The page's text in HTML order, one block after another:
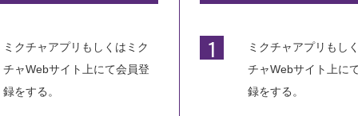
ミクチャアプリもしくはミク
チャWebサイト上にて会員登
録をする。
1
ミクチャアプリもし
チャWebサイト上に
録をする。